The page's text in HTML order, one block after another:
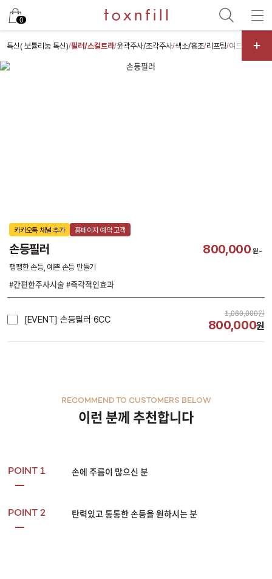
0
톡신( 보튤리눔 톡신)/필러/스컬트라/윤곽주사/조각주사/색소/홍조/리프팅/여드름/모공
카카오톡 채널 추가 홈페이지 예약 고객
손등필러 800,000 원~
카카
팽팽한 손등, 예쁜 손등 만들기
#간편한주사시술 #즉각적인효과
[EVENT] 손등필러 6CC
1,080,000원
800,000원
이런 분께 추천합니다
RECOMMEND TO CUSTOMERS BELOW
POINT 1 손에 주름이 많으신 분
POINT 2 탄력있고 통통한 손등을 원하시는 분